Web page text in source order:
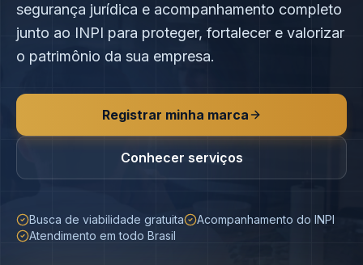
segurança jurídica e acompanhamento completo
junto ao INPI para proteger, fortalecer e valorizar
o patrimônio da sua empresa.
Registrar minha marca
Conhecer serviços
Busca de viabilidade gratuita
Acompanhamento do INPI
Atendimento em todo Brasil